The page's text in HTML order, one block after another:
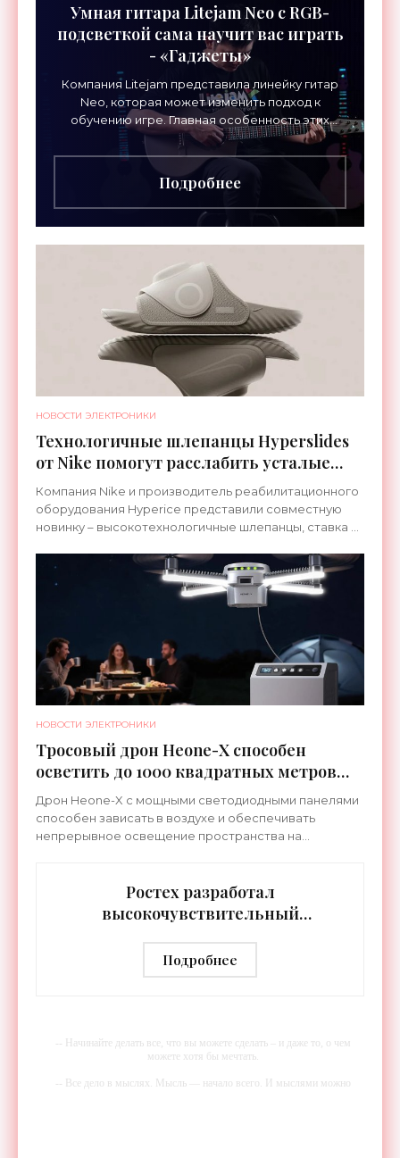
Умная гитара Litejam Neo с RGB-
подсветкой сама научит вас играть
- «Гаджеты»
Компания Litejam представила линейку гитар
Neo, которая может изменить подход к
обучению игре. Главная особенность этих
инструментов – встроенная RGB-подсветка
грифа. Светодиоды
Подробнее
НОВОСТИ ЭЛЕКТРОНИКИ
Технологичные шлепанцы Hyperslides
от Nike помогут расслабить усталые
ноги после тренировки - «Гаджеты»
Компания Nike и производитель реабилитационного
оборудования Hyperice представили совместную
новинку – высокотехнологичные шлепанцы, ставка в
НОВОСТИ ЭЛЕКТРОНИКИ
Тросовый дрон Heone-X способен
осветить до 1000 квадратных метров
земли - «Беспилотники»
Дрон Heone-X с мощными светодиодными панелями
способен зависать в воздухе и обеспечивать
непрерывное освещение пространства на
Ростех разработал
высокочувствительный
дальностью распознавания до 2 км
- «Гаджеты»
Подробнее
-- Начинайте делать все, что вы можете сделать – и даже то, о чем
можете хотя бы мечтать.
-- Все дело в мыслях. Мысль — начало всего. И мыслями можно